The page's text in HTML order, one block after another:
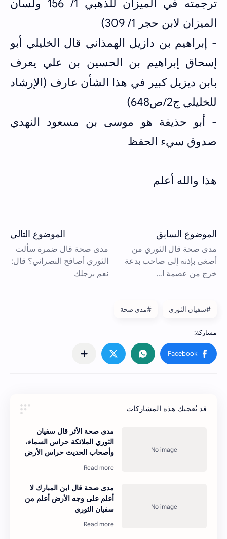
ترجمته في الميزان للذهبي 1/ 156 ولسان
الميزان لابن حجر 1/ 309)
- إبراهيم بن دازيل الهمذاني قال الخليلي أبو
إسحاق إبراهيم بن الحسين بن علي يعرف
بابن ديزيل كبير في هذا الشأن عارف (الإرشاد
للخليلي ج2/ص648)
- أبو حذيفة هو موسى بن مسعود النهدي
صدوق سيء الحفظ
هذا والله أعلم
#سفيان الثوري #مدى صحة
قد تُعجبك هذه المشاركات
مدى صحة الأثر قال سفيان
الثوري الملائكة حراس السماء،
وأصحاب الحديث حراس الأرض
مدى صحة قال ابن المبارك لا
أعلم على وجه الأرض أعلم من
سفيان الثوري